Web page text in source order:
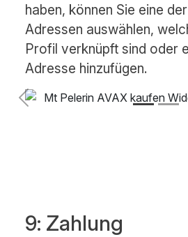
haben, können Sie eine
Adressen auswählen,
Profil verknüpft sind oder
Adresse hinzufügen.
Previous
9: Zahlung